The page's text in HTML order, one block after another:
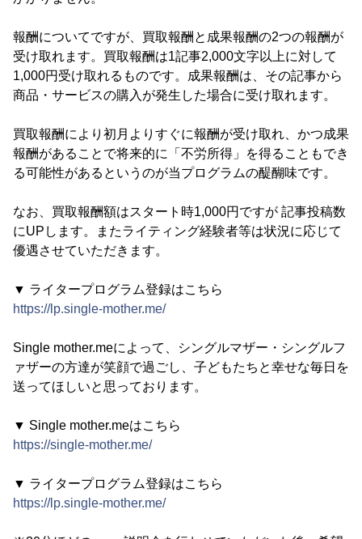
報酬についてですが、買取報酬と成果報酬の2つの報酬が
受け取れます。買取報酬は1記事2,000文字以上に対して
1,000円受け取れるものです。成果報酬は、その記事から
商品・サービスの購入が発生した場合に受け取れます。
買取報酬により初月よりすぐに報酬が受け取れ、かつ成果
報酬があることで将来的に「不労所得」を得ることもでき
る可能性があるというのが当プログラムの醍醐味です。
なお、買取報酬額はスタート時1,000円ですが 記事投稿数
にUPします。またライティング経験者等は状況に応じて
優遇させていただきます。
▼ ライタープログラム登録はこちら
https://lp.single-mother.me/
Single mother.meによって、シングルマザー・シングルフ
ァザーの方達が笑顔で過ごし、子どもたちと幸せな毎日を
送ってほしいと思っております。
▼ Single mother.meはこちら
https://single-mother.me/
▼ ライタープログラム登録はこちら
https://lp.single-mother.me/